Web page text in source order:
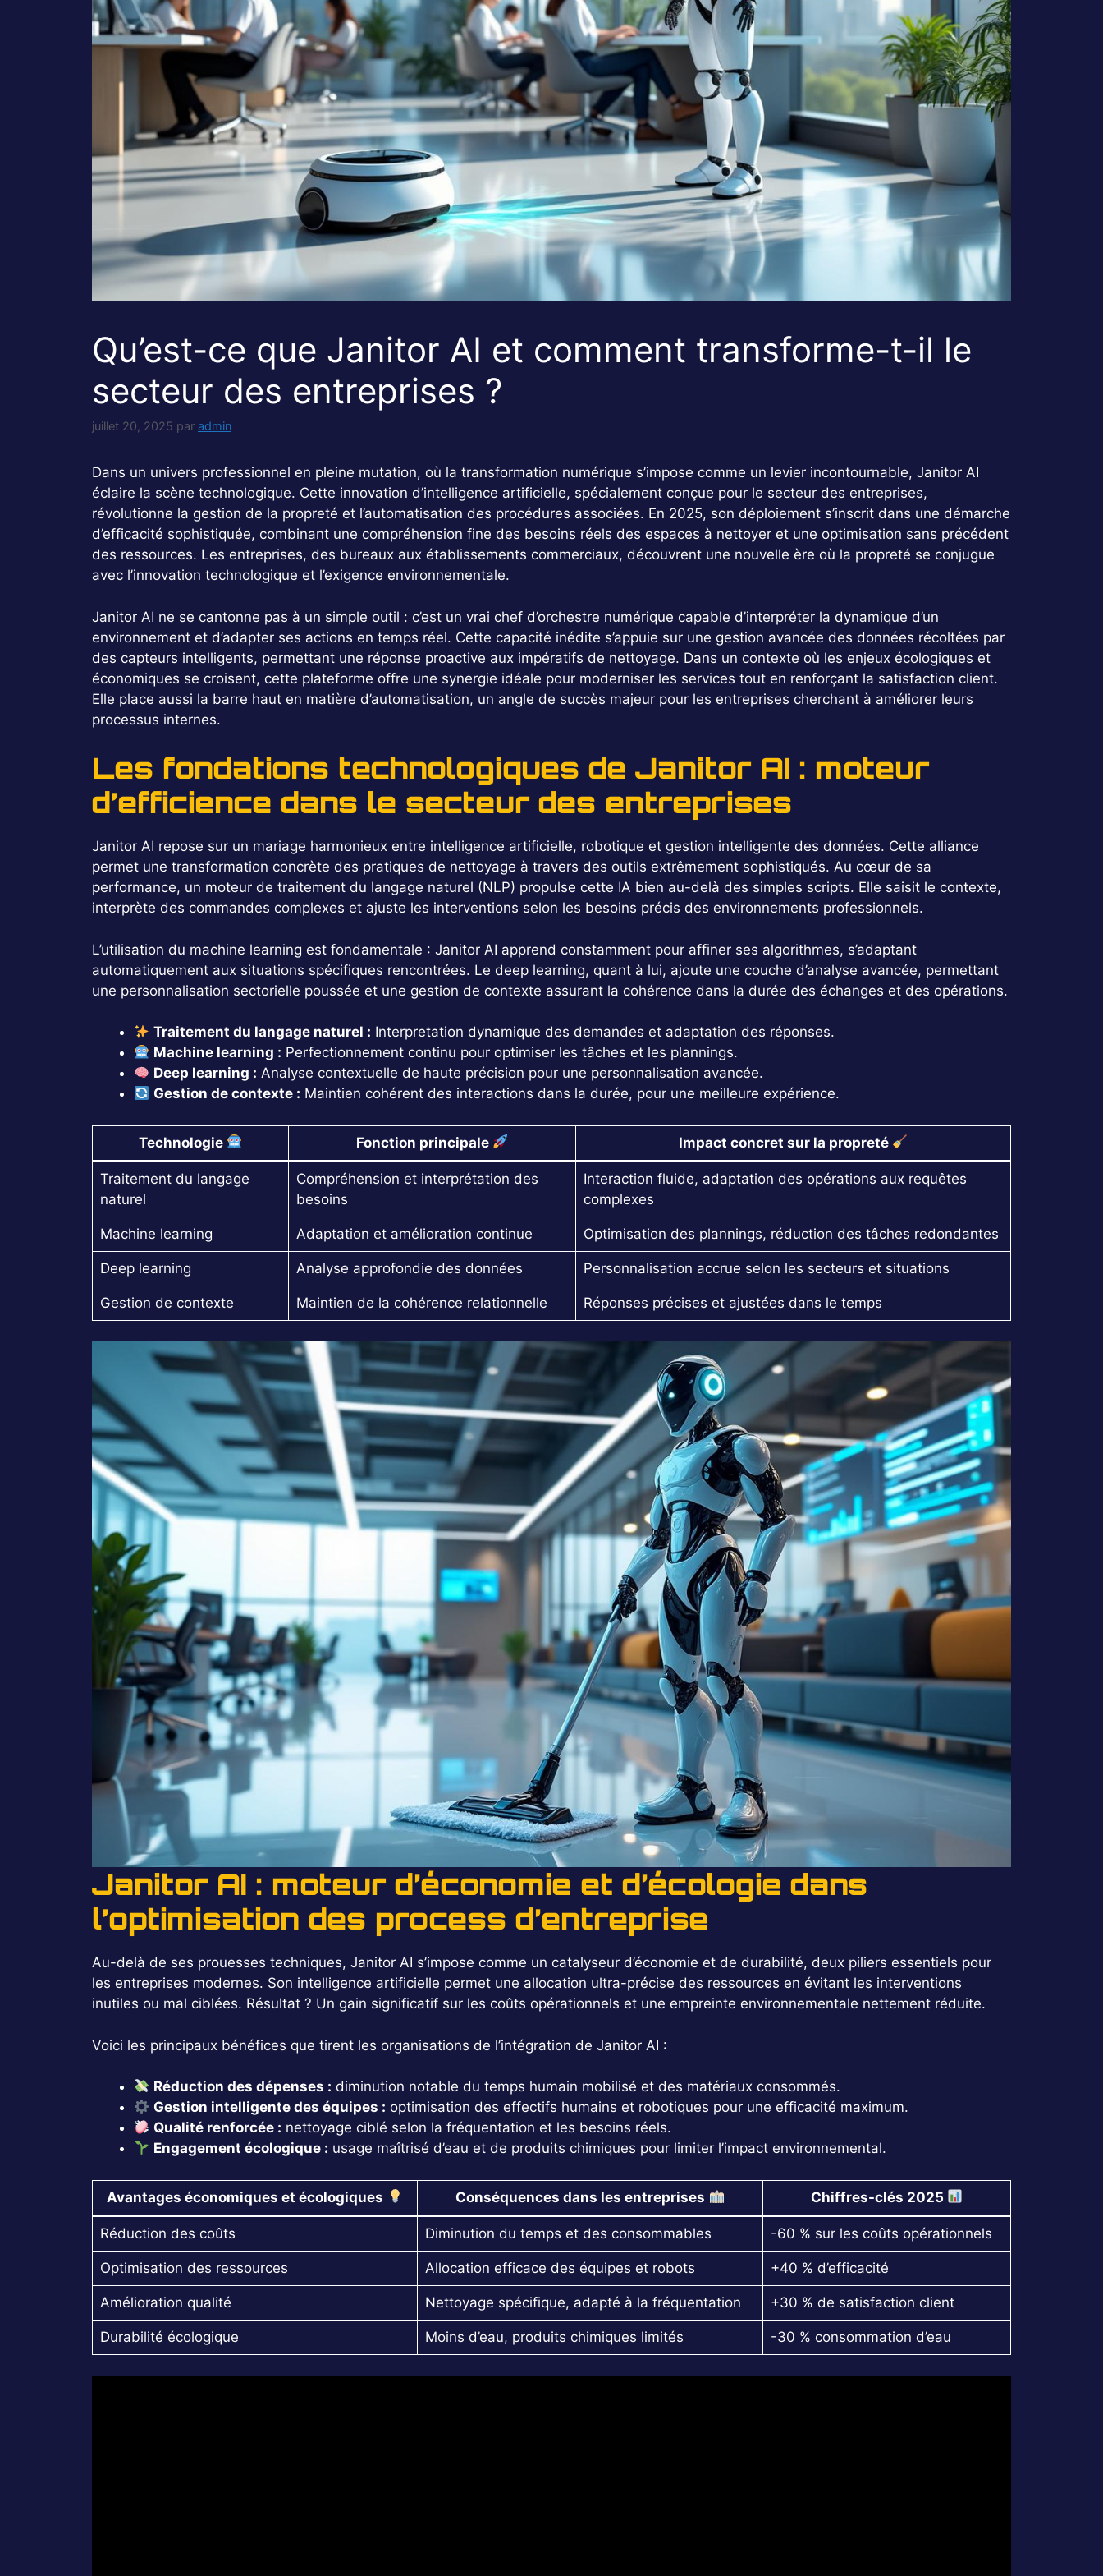
Qu’est-ce que Janitor AI et comment transforme-t-il le
secteur des entreprises ?
juillet 20, 2025 par admin
Dans un univers professionnel en pleine mutation, où la transformation numérique s’impose comme un levier incontournable, Janitor AI
éclaire la scène technologique. Cette innovation d’intelligence artificielle, spécialement conçue pour le secteur des entreprises,
révolutionne la gestion de la propreté et l’automatisation des procédures associées. En 2025, son déploiement s’inscrit dans une démarche
d’efficacité sophistiquée, combinant une compréhension fine des besoins réels des espaces à nettoyer et une optimisation sans précédent
des ressources. Les entreprises, des bureaux aux établissements commerciaux, découvrent une nouvelle ère où la propreté se conjugue
avec l’innovation technologique et l’exigence environnementale.
Janitor AI ne se cantonne pas à un simple outil : c’est un vrai chef d’orchestre numérique capable d’interpréter la dynamique d’un
environnement et d’adapter ses actions en temps réel. Cette capacité inédite s’appuie sur une gestion avancée des données récoltées par
des capteurs intelligents, permettant une réponse proactive aux impératifs de nettoyage. Dans un contexte où les enjeux écologiques et
économiques se croisent, cette plateforme offre une synergie idéale pour moderniser les services tout en renforçant la satisfaction client.
Elle place aussi la barre haut en matière d’automatisation, un angle de succès majeur pour les entreprises cherchant à améliorer leurs
processus internes.
Les fondations technologiques de Janitor AI : moteur
d’efficience dans le secteur des entreprises
Janitor AI repose sur un mariage harmonieux entre intelligence artificielle, robotique et gestion intelligente des données. Cette alliance
permet une transformation concrète des pratiques de nettoyage à travers des outils extrêmement sophistiqués. Au cœur de sa
performance, un moteur de traitement du langage naturel (NLP) propulse cette IA bien au-delà des simples scripts. Elle saisit le contexte,
interprète des commandes complexes et ajuste les interventions selon les besoins précis des environnements professionnels.
L’utilisation du machine learning est fondamentale : Janitor AI apprend constamment pour affiner ses algorithmes, s’adaptant
automatiquement aux situations spécifiques rencontrées. Le deep learning, quant à lui, ajoute une couche d’analyse avancée, permettant
une personnalisation sectorielle poussée et une gestion de contexte assurant la cohérence dans la durée des échanges et des opérations.
Traitement du langage naturel : Interpretation dynamique des demandes et adaptation des réponses.
Machine learning : Perfectionnement continu pour optimiser les tâches et les plannings.
Deep learning : Analyse contextuelle de haute précision pour une personnalisation avancée.
Gestion de contexte : Maintien cohérent des interactions dans la durée, pour une meilleure expérience.
Technologie Fonction principale Impact concret sur la propreté
Traitement du langage
naturel
Compréhension et interprétation des
besoins
Interaction fluide, adaptation des opérations aux requêtes
complexes
Machine learning Adaptation et amélioration continue Optimisation des plannings, réduction des tâches redondantes
Deep learning Analyse approfondie des données Personnalisation accrue selon les secteurs et situations
Gestion de contexte Maintien de la cohérence relationnelle Réponses précises et ajustées dans le temps
Janitor AI : moteur d’économie et d’écologie dans
l’optimisation des process d’entreprise
Au-delà de ses prouesses techniques, Janitor AI s’impose comme un catalyseur d’économie et de durabilité, deux piliers essentiels pour
les entreprises modernes. Son intelligence artificielle permet une allocation ultra-précise des ressources en évitant les interventions
inutiles ou mal ciblées. Résultat ? Un gain significatif sur les coûts opérationnels et une empreinte environnementale nettement réduite.
Voici les principaux bénéfices que tirent les organisations de l’intégration de Janitor AI :
Réduction des dépenses : diminution notable du temps humain mobilisé et des matériaux consommés.
Gestion intelligente des équipes : optimisation des effectifs humains et robotiques pour une efficacité maximum.
Qualité renforcée : nettoyage ciblé selon la fréquentation et les besoins réels.
Engagement écologique : usage maîtrisé d’eau et de produits chimiques pour limiter l’impact environnemental.
Avantages économiques et écologiques Conséquences dans les entreprises Chiffres-clés 2025
Réduction des coûts Diminution du temps et des consommables -60 % sur les coûts opérationnels
Optimisation des ressources Allocation efficace des équipes et robots +40 % d’efficacité
Amélioration qualité Nettoyage spécifique, adapté à la fréquentation +30 % de satisfaction client
Durabilité écologique Moins d’eau, produits chimiques limités -30 % consommation d’eau